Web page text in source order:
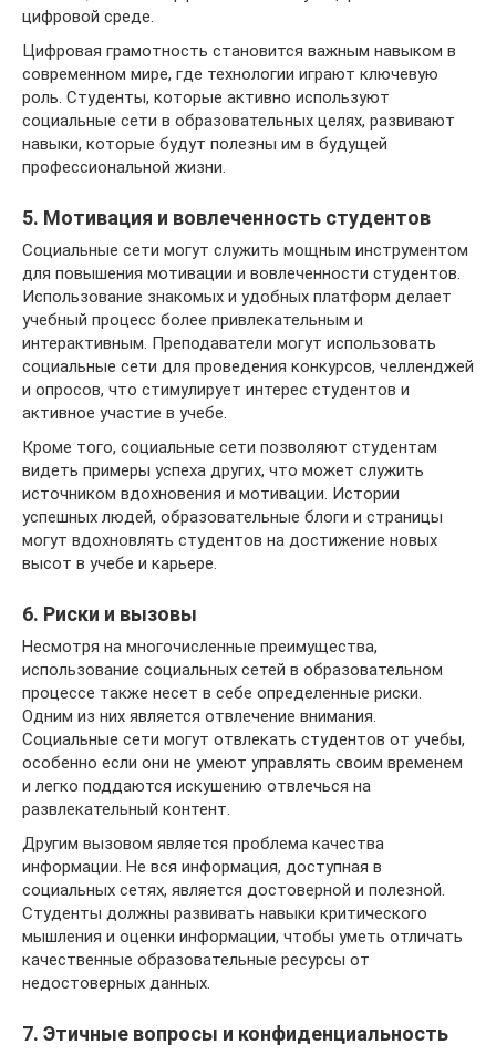
цифровой среде.
Цифровая грамотность становится важным навыком в
современном мире, где технологии играют ключевую
роль. Студенты, которые активно используют
социальные сети в образовательных целях, развивают
навыки, которые будут полезны им в будущей
профессиональной жизни.
5. Мотивация и вовлеченность студентов
Социальные сети могут служить мощным инструментом
для повышения мотивации и вовлеченности студентов.
Использование знакомых и удобных платформ делает
учебный процесс более привлекательным и
интерактивным. Преподаватели могут использовать
социальные сети для проведения конкурсов, челленджей
и опросов, что стимулирует интерес студентов и
активное участие в учебе.
Кроме того, социальные сети позволяют студентам
видеть примеры успеха других, что может служить
источником вдохновения и мотивации. Истории
успешных людей, образовательные блоги и страницы
могут вдохновлять студентов на достижение новых
высот в учебе и карьере.
6. Риски и вызовы
Несмотря на многочисленные преимущества,
использование социальных сетей в образовательном
процессе также несет в себе определенные риски.
Одним из них является отвлечение внимания.
Социальные сети могут отвлекать студентов от учебы,
особенно если они не умеют управлять своим временем
и легко поддаются искушению отвлечься на
развлекательный контент.
Другим вызовом является проблема качества
информации. Не вся информация, доступная в
социальных сетях, является достоверной и полезной.
Студенты должны развивать навыки критического
мышления и оценки информации, чтобы уметь отличать
качественные образовательные ресурсы от
недостоверных данных.
7. Этичные вопросы и конфиденциальность